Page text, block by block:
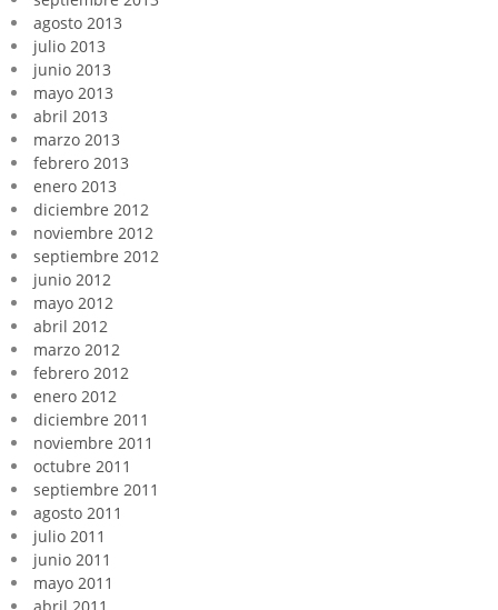
agosto 2013
julio 2013
junio 2013
mayo 2013
abril 2013
marzo 2013
febrero 2013
enero 2013
diciembre 2012
noviembre 2012
septiembre 2012
junio 2012
mayo 2012
abril 2012
marzo 2012
febrero 2012
enero 2012
diciembre 2011
noviembre 2011
octubre 2011
septiembre 2011
agosto 2011
julio 2011
junio 2011
mayo 2011